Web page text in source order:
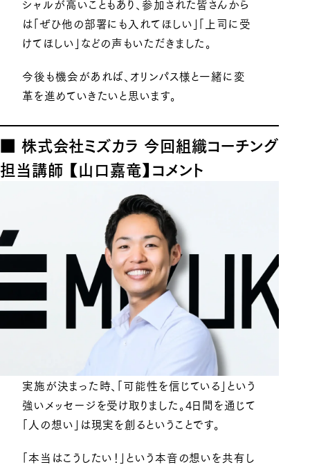
シャルが高いこともあり、参加された皆さんから
は「ぜひ他の部署にも入れてほしい」「上司に受
けてほしい」などの声もいただきました。
今後も機会があれば、オリンパス様と一緒に変
革を進めていきたいと思います。
■ 株式会社ミズカラ 今回組織コーチング
担当講師 【山口嘉竜】コメント
実施が決まった時、「可能性を信じている」という
強いメッセージを受け取りました。4日間を通じて
「人の想い」は現実を創るということです。
「本当はこうしたい！」という本音の想いを共有し